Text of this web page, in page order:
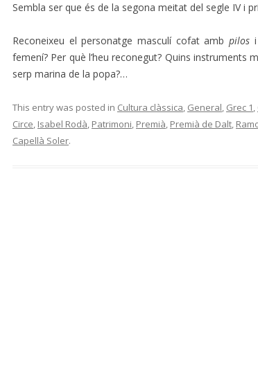
Sembla ser que és de la segona meitat del segle IV i
Reconeixeu el personatge masculí cofat ambpilos
femení? Per què l’heu reconegut? Quins instruments
serp marina de la popa?…
This entry was posted in Cultura clàssica, General, Grec 1,
Circe, Isabel Rodà, Patrimoni, Premià, Premià de Dalt,
Capellà Soler.